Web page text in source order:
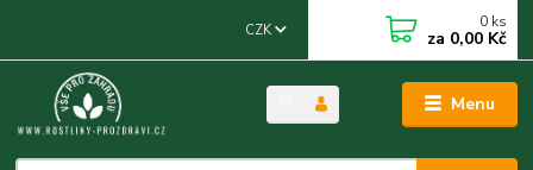
Menu
CZK 0 ks
za 0,00 Kč